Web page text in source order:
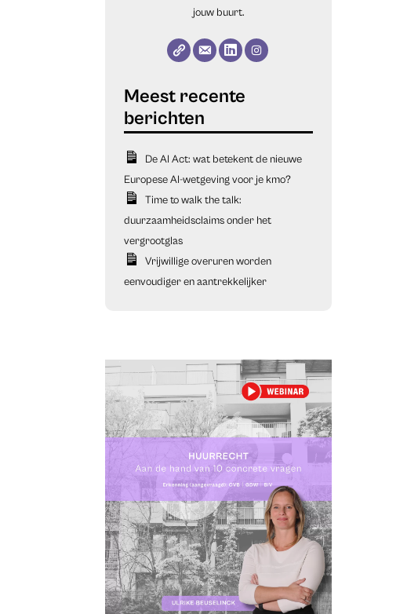
jouw buurt.
De AI Act: wat betekent de nieuwe
Europese AI-wetgeving voor je kmo?
Time to walk the talk:
duurzaamheidsclaims onder het
vergrootglas
Vrijwillige overuren worden
eenvoudiger en aantrekkelijker